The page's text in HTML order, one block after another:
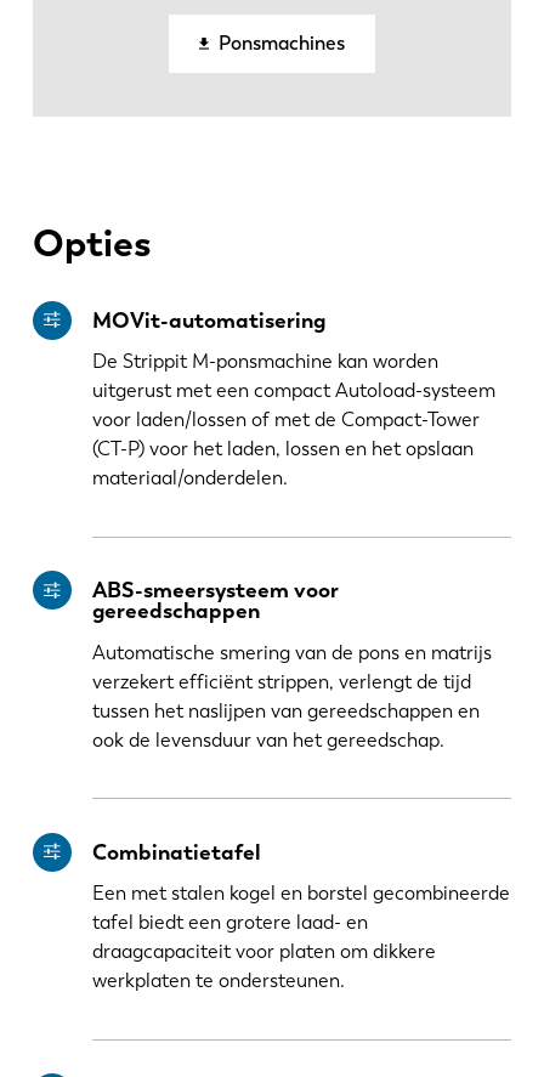
Ponsmachines
Opties
MOVit-automatisering
De Strippit M-ponsmachine kan worden
uitgerust met een compact Autoload-systeem
voor laden/lossen of met de Compact-Tower
(CT-P) voor het laden, lossen en het opslaan
materiaal/onderdelen.
ABS-smeersysteem voor
gereedschappen
Automatische smering van de pons en matrijs
verzekert efficiënt strippen, verlengt de tijd
tussen het naslijpen van gereedschappen en
ook de levensduur van het gereedschap.
Combinatietafel
Een met stalen kogel en borstel gecombineerde
tafel biedt een grotere laad- en
draagcapaciteit voor platen om dikkere
werkplaten te ondersteunen.